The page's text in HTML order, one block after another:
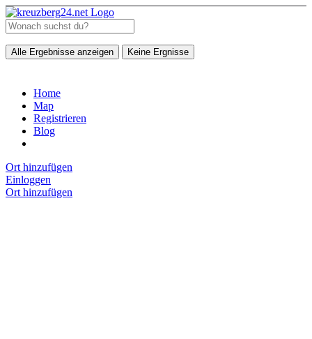
Alle Ergebnisse anzeigen Keine Ergnisse
Home
Map
Registrieren
Blog
Ort hinzufügen
Einloggen
Ort hinzufügen